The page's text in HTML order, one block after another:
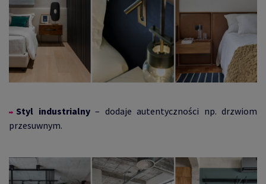
Styl industrialny– dodaje autentyczności np. drzwiom
przesuwnym.